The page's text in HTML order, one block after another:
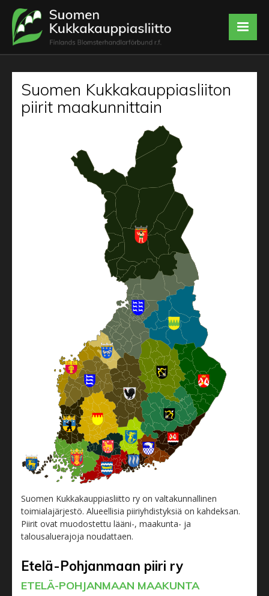
Suomen Kukkakauppiasliiton
piirit maakunnittain
Suomen Kukkakauppiasliitto ry on valtakunnallinen
toimialajärjestö. Alueellisia piiriyhdistyksiä on kahdeksan.
Piirit ovat muodostettu lääni-, maakunta- ja
talousaluerajoja noudattaen.
Etelä-Pohjanmaan piiri ry
ETELÄ-POHJANMAAN MAAKUNTA